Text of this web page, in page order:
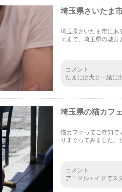
埼玉県さいたま
埼玉県さいたま市にあ
ェまで、埼玉県の魅
コメント
たまには犬と一緒に
埼玉県の猫カフ
猫カフェってご存知で
りすぐってみました。
コメント
アニマルエイドでス